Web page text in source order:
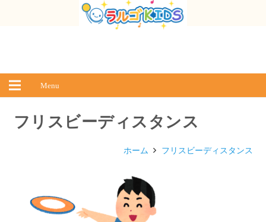
Menu
フリスビーディスタンス
ホーム フリスビーディスタンス